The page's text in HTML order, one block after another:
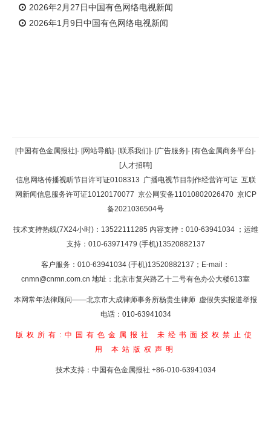
2026年2月27日中国有色网络电视新闻
2026年1月9日中国有色网络电视新闻
返回顶部
返回首页
[中国有色金属报社]- [网站导航]- [联系我们]- [广告服务]- [有色金属商务平台]-
[人才招聘]
信息网络传播视听节目许可证0108313 广播电视节目制作经营许可证 互联
网新闻信息服务许可证10120170077 京公网安备11010802026470 京ICP
备2021036504号
技术支持热线(7X24小时)：13522111285 内容支持：010-63941034 ；运维
支持：010-63971479 (手机)13520882137
客户服务：010-63941034 (手机)13520882137；E-mail：
cnmn@cnmn.com.cn 地址：北京市复兴路乙十二号有色办公大楼613室
本网常年法律顾问——北京市大成律师事务所杨贵生律师 虚假失实报道举报
电话：010-63941034
版权所有:中国有色金属报社
未经书面授权禁止使
用 本站版权声明
技术支持：中国有色金属报社 +86-010-63941034